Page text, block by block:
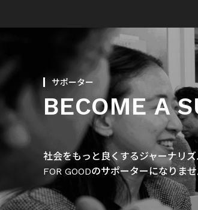
サポーター
BECOME A
社会をもっと良くするジャーナリ
FOR GOODのサポーターになりませ